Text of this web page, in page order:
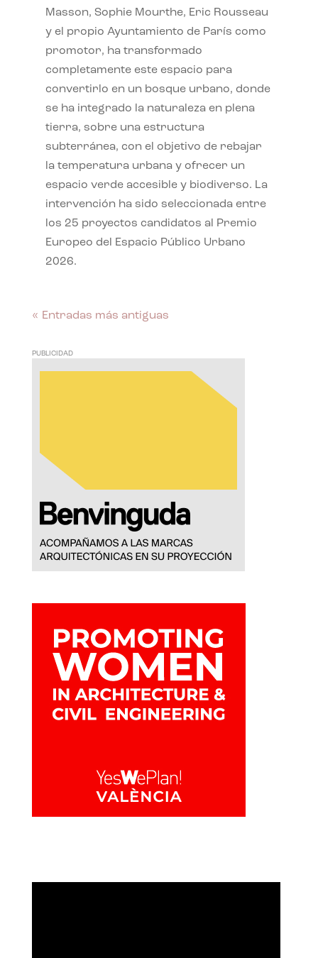
Masson, Sophie Mourthe, Eric Rousseau
y el propio Ayuntamiento de París como
promotor, ha transformado
completamente este espacio para
convertirlo en un bosque urbano, donde
se ha integrado la naturaleza en plena
tierra, sobre una estructura
subterránea, con el objetivo de rebajar
la temperatura urbana y ofrecer un
espacio verde accesible y biodiverso. La
intervención ha sido seleccionada entre
los 25 proyectos candidatos al Premio
Europeo del Espacio Público Urbano
2026.
« Entradas más antiguas
PUBLICIDAD